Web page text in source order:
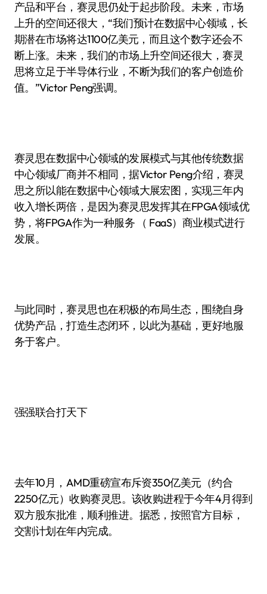
产品和平台，赛灵思仍处于起步阶段。未来，市场
上升的空间还很大，“我们预计在数据中心领域，长
期潜在市场将达1100亿美元，而且这个数字还会不
断上涨。未来，我们的市场上升空间还很大，赛灵
思将立足于半导体行业，不断为我们的客户创造价
值。”Victor Peng强调。
赛灵思在数据中心领域的发展模式与其他传统数据
中心领域厂商并不相同，据Victor Peng介绍，赛灵
思之所以能在数据中心领域大展宏图，实现三年内
收入增长两倍，是因为赛灵思发挥其在FPGA领域优
势，将FPGA作为一种服务 （ FaaS）商业模式进行
发展。
与此同时，赛灵思也在积极的布局生态，围绕自身
优势产品，打造生态闭环，以此为基础，更好地服
务于客户。
强强联合打天下
去年10月，AMD重磅宣布斥资350亿美元（约合
2250亿元）收购赛灵思。该收购进程于今年4月得到
双方股东批准，顺利推进。据悉，按照官方目标，
交割计划在年内完成。